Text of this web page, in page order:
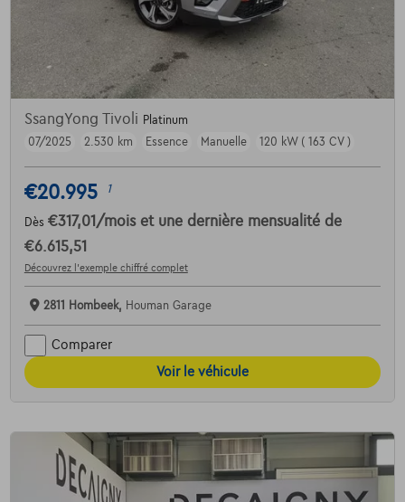
SsangYong Tivoli Platinum
07/2025
2.530 km Essence Manuelle 120 kW ( 163 CV )
€20.995 1
Dès €317,01 /mois et une dernière mensualité de
€6.615,51
Découvrez l’exemple chiffré complet
2811 Hombeek, Houman Garage
Comparer
Voir le véhicule